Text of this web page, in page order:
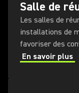
Salle de
Les salles de
installations de
favoriser des
En savoir plus